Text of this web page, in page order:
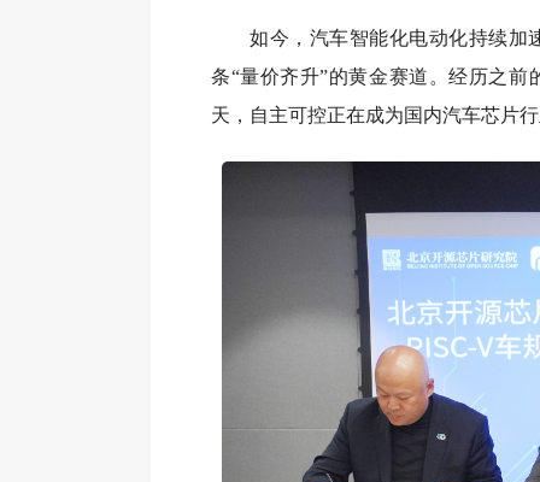
如今，汽车智能化电动化持续加
条“量价齐升”的黄金赛道。经历之
天，自主可控正在成为国内汽车芯片